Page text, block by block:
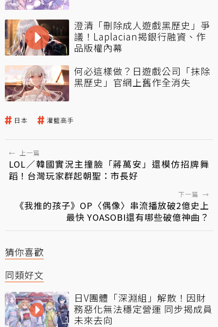
澄清「刪除成人遊戲黑歷史」爭
議！Laplacian揭銀行融資、作
品版權內幕
何必這樣做？日遊戲公司「抹除
黑歷史」官網上舊作全消失
日本 灌籃高手
← 上一篇
LOL／韓國實況主撞臉「蔣萬安」還模仿招牌舞
蹈！台灣玩家群起朝聖：市長好
下一篇 →
《我推的孩子》OP〈偶像〉串流播放破2億史上
最快 YOASOBI還有哪些破億神曲？
猜你喜歡
同類好文
日V團體「深淵組」解散！因財
務惡化無法穩定營運 同步揭成員
未來去向